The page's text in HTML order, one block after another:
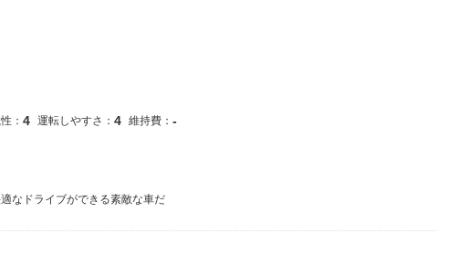
： 4 運転しやすさ： 4 維持費： -
なドライブができる素敵な車だ